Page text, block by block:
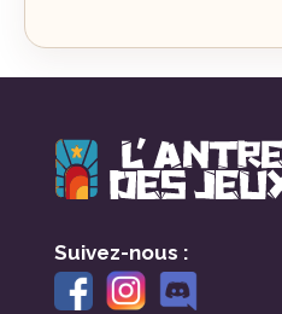
Suivez-nous :